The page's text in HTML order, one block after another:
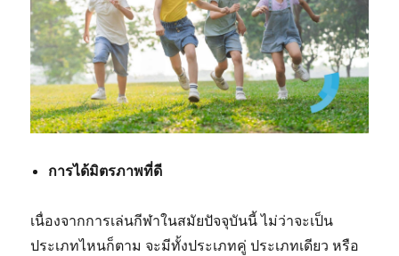
การได้มิตรภาพที่ดี
เนื่องจากการเล่นกีฬาในสมัยปัจจุบันนี้ ไม่ว่าจะเป็น
ประเภทไหนก็ตาม จะมีทั้งประเภทคู่ ประเภทเดียว หรือ